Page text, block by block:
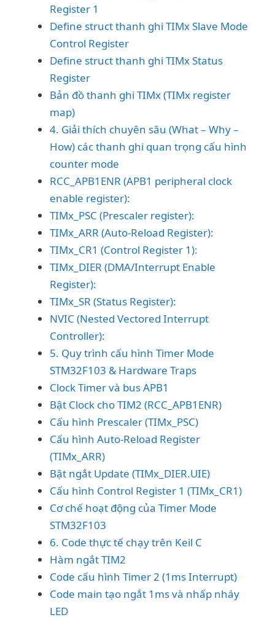
Register 1
Define struct thanh ghi TIMx Slave Mode
Control Register
Define struct thanh ghi TIMx Status
Register
Bản đồ thanh ghi TIMx (TIMx register
map)
4. Giải thích chuyên sâu (What – Why –
How) các thanh ghi quan trọng cấu hình
counter mode
RCC_APB1ENR (APB1 peripheral clock
enable register):
TIMx_PSC (Prescaler register):
TIMx_ARR (Auto-Reload Register):
TIMx_CR1 (Control Register 1):
TIMx_DIER (DMA/Interrupt Enable
Register):
TIMx_SR (Status Register):
NVIC (Nested Vectored Interrupt
Controller):
5. Quy trình cấu hình Timer Mode
STM32F103 & Hardware Traps
Clock Timer và bus APB1
Bật Clock cho TIM2 (RCC_APB1ENR)
Cấu hình Prescaler (TIMx_PSC)
Cấu hình Auto-Reload Register
(TIMx_ARR)
Bật ngắt Update (TIMx_DIER.UIE)
Cấu hình Control Register 1 (TIMx_CR1)
Cơ chế hoạt động của Timer Mode
STM32F103
6. Code thực tế chạy trên Keil C
Hàm ngắt TIM2
Code cấu hình Timer 2 (1ms Interrupt)
Code main tạo ngắt 1ms và nhấp nháy
LED